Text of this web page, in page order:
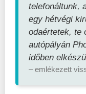
telefonáltunk,
egy hétvégi
odaértetek, te
autópályán
időben
– emlékezett